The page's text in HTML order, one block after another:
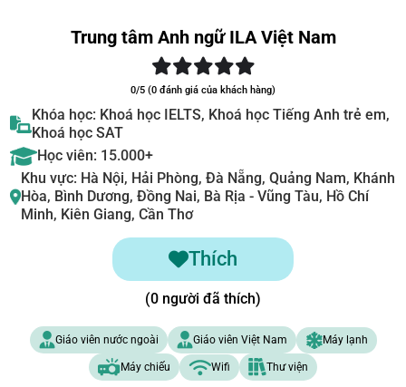
Trung tâm Anh ngữ ILA Việt Nam
0/5 (0 đánh giá của khách hàng)
Khóa học: Khoá học IELTS, Khoá học Tiếng Anh trẻ em,
Khoá học SAT
Học viên: 15.000+
Khu vực: Hà Nội, Hải Phòng, Đà Nẵng, Quảng Nam, Khánh
Hòa, Bình Dương, Đồng Nai, Bà Rịa - Vũng Tàu, Hồ Chí
Minh, Kiên Giang, Cần Thơ
Thích
(0 người đã thích)
Giáo viên nước ngoài Giáo viên Việt Nam Máy lạnh
Máy chiếu Wifi Thư viện